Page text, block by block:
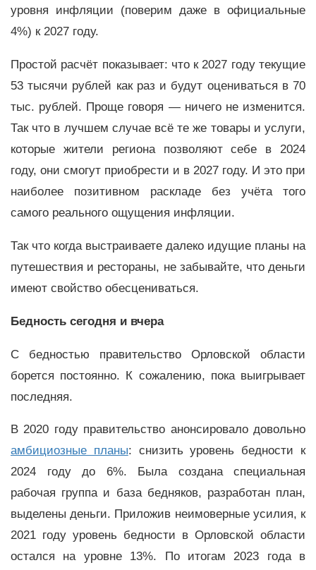
уровня инфляции (поверим даже в официальные
4%) к 2027 году.
Простой расчёт показывает: что к 2027 году текущие
53 тысячи рублей как раз и будут оцениваться в 70
тыс. рублей. Проще говоря — ничего не изменится.
Так что в лучшем случае всё те же товары и услуги,
которые жители региона позволяют себе в 2024
году, они смогут приобрести и в 2027 году. И это при
наиболее позитивном раскладе без учёта того
самого реального ощущения инфляции.
Так что когда выстраиваете далеко идущие планы на
путешествия и рестораны, не забывайте, что деньги
имеют свойство обесцениваться.
Бедность сегодня и вчера
С бедностью правительство Орловской области
борется постоянно. К сожалению, пока выигрывает
последняя.
В 2020 году правительство анонсировало довольно
амбициозные планы: снизить уровень бедности к
2024 году до 6%. Была создана специальная
рабочая группа и база бедняков, разработан план,
выделены деньги. Приложив неимоверные усилия, к
2021 году уровень бедности в Орловской области
остался на уровне 13%. По итогам 2023 года в